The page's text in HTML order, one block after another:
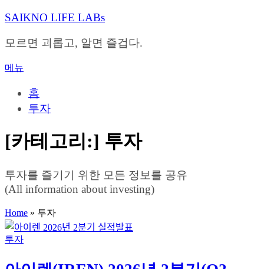
내
으
바
SAIKNO LIFE LABs
모르면 괴롭고, 알면 즐겁다.
메뉴
홈
투자
[카테고리:] 투자
투자를 즐기기 위한 모든 정보를 공유
(All information about investing)
Home » 투자
투자